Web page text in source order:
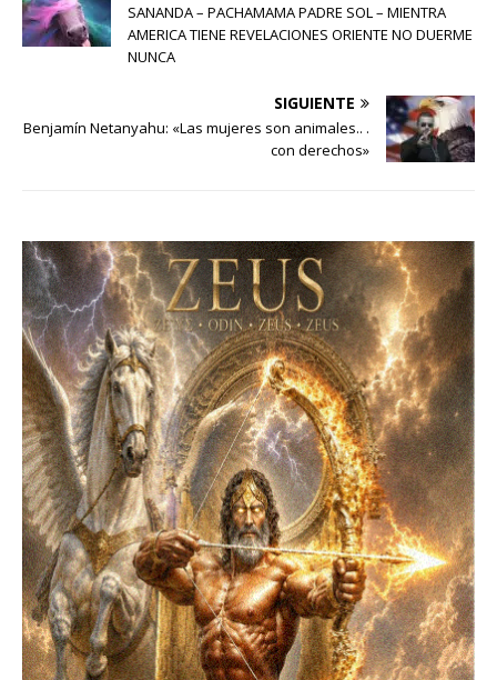
SANANDA – PACHAMAMA PADRE SOL – MIENTRA
AMERICA TIENE REVELACIONES ORIENTE NO DUERME
NUNCA
SIGUIENTE
Benjamín Netanyahu: «Las mujeres son animales.. .
con derechos»